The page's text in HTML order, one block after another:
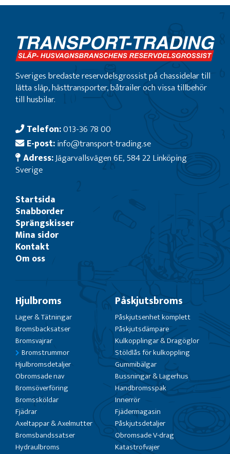
Sveriges bredaste reservdelsgrossist på chassidelar till
lätta släp, hästtransporter, båtrailer och vissa tillbehör
till husbilar.
Telefon:013-36 78 00
E-post:info@transport-trading.se
Adress:Jägarvallsvägen 6E, 584 22 Linköping
Sverige
Startsida
Snabborder
Sprängskisser
Mina sidor
Kontakt
Om oss
Hjulbroms
Lager & Tätningar
Bromsbacksatser
Bromsvajrar
Bromstrummor
Hjulbromsdetaljer
Obromsade nav
Bromsöverföring
Bromssköldar
Fjädrar
Axeltappar & Axelmutter
Bromsbandssatser
Hydraulbroms
Påskjutsbroms
Påskjutsenhet komplett
Påskjutsdämpare
Kulkopplingar & Dragöglor
Stöldlås för kulkoppling
Gummibälgar
Bussningar & Lagerhus
Handbromsspak
Innerrör
Fjädermagasin
Påskjutsdetaljer
Obromsade V-drag
Katastrofvajer